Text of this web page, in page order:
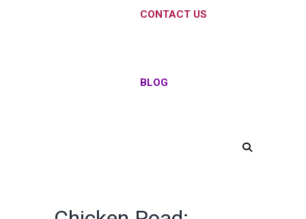
CONTACT US
BLOG